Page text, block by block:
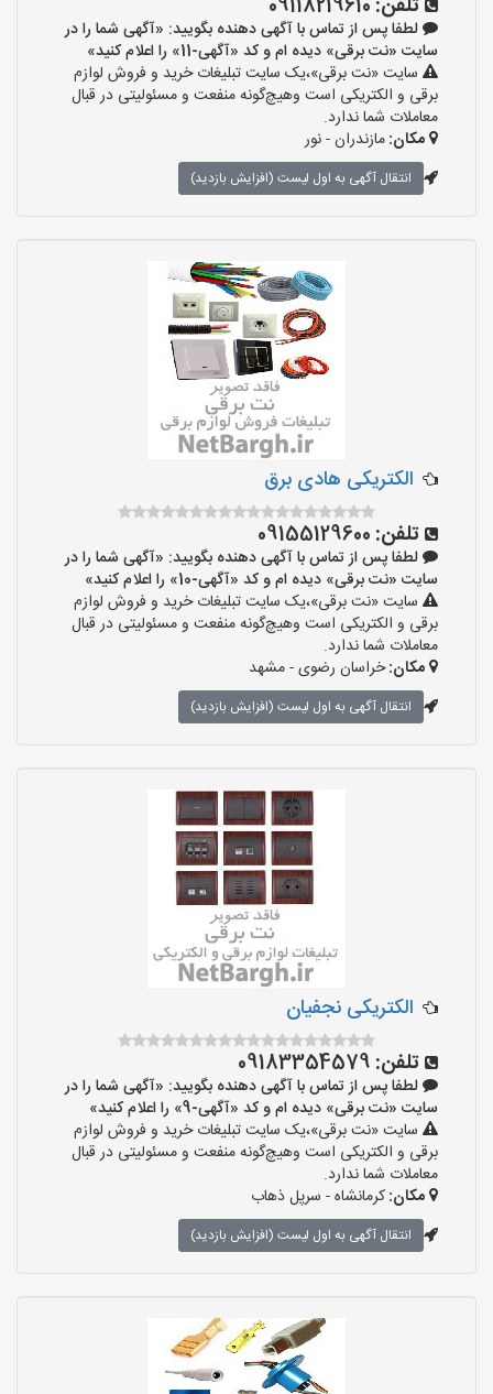
تلفن: 09118219610
لطفا پس از تماس با آگهی دهنده بگویید: «آگهی شما را در
سایت «نت برقی» دیده ام و کد «آگهی-11» را اعلام کنید»
سایت «نت برقی»،یک سایت تبلیغات خرید و فروش لوازم
برقی و الکتریکی است وهیچ‌گونه منفعت و مسئولیتی در قبال
معاملات شما ندارد.
مکان:مازندران - نور
انتقال آگهی به اول لیست (افزایش بازدید)
الکتریکی هادی برق
تلفن: 09155129600
لطفا پس از تماس با آگهی دهنده بگویید: «آگهی شما را در
سایت «نت برقی» دیده ام و کد «آگهی-10» را اعلام کنید»
سایت «نت برقی»،یک سایت تبلیغات خرید و فروش لوازم
برقی و الکتریکی است وهیچ‌گونه منفعت و مسئولیتی در قبال
معاملات شما ندارد.
مکان:خراسان رضوی - مشهد
انتقال آگهی به اول لیست (افزایش بازدید)
الکتریکی نجفیان
تلفن: 09183354579
لطفا پس از تماس با آگهی دهنده بگویید: «آگهی شما را در
سایت «نت برقی» دیده ام و کد «آگهی-9» را اعلام کنید»
سایت «نت برقی»،یک سایت تبلیغات خرید و فروش لوازم
برقی و الکتریکی است وهیچ‌گونه منفعت و مسئولیتی در قبال
معاملات شما ندارد.
مکان:کرمانشاه - سرپل ذهاب
انتقال آگهی به اول لیست (افزایش بازدید)